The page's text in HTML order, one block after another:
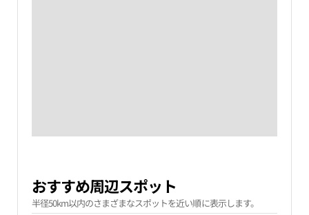
おすすめ周辺スポット
半径50km以内のさまざまなスポットを近い順に表示します。